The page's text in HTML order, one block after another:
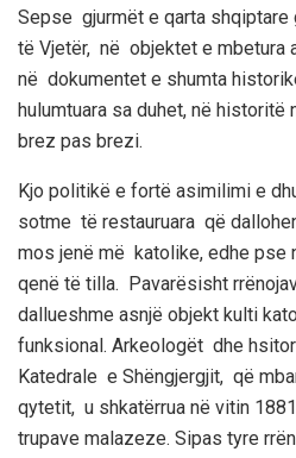
Sepse gjurmët e qarta
të Vjetër, në objektet e mbetura
në dokumentet e shumta
hulumtuara sa duhet, në
brez pas brezi.
Kjo politikë e fortë asimilimi e
sotme të restauruara që
mos jenë më katolike, edhe pse
qenë të tilla. Pavarësisht
dallueshme asnjë objekt kulti
funksional. Arkeologët dhe
Katedrale e Shëngjergjit, që
qytetit, u shkatërrua në vitin
trupave malazeze. Sipas tyre